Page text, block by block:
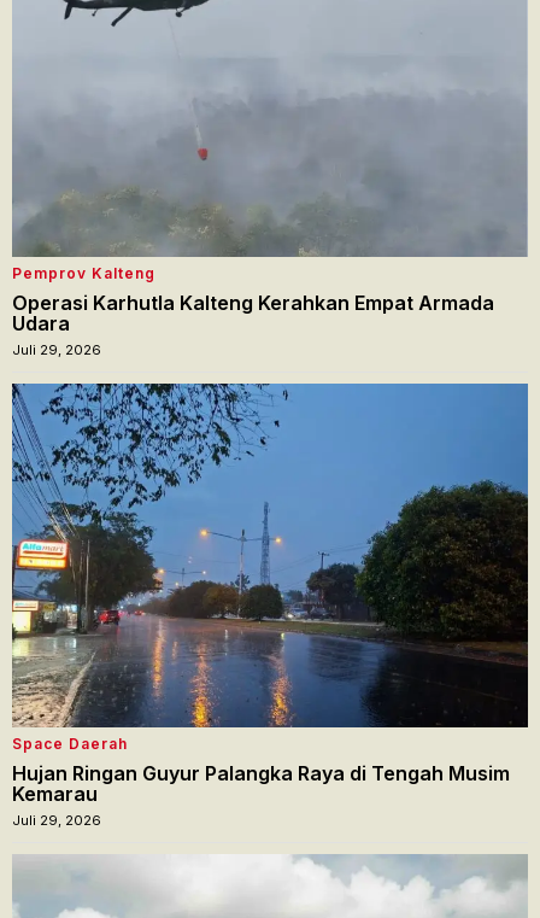
Pemprov Kalteng
Operasi Karhutla Kalteng Kerahkan Empat Armada
Udara
Juli 29, 2026
Space Daerah
Hujan Ringan Guyur Palangka Raya di Tengah Musim
Kemarau
Juli 29, 2026